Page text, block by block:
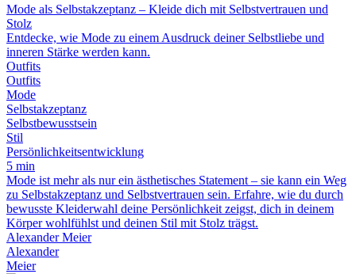
Mode als Selbstakzeptanz – Kleide dich mit Selbstvertrauen und
Stolz
Entdecke, wie Mode zu einem Ausdruck deiner Selbstliebe und
inneren Stärke werden kann.
Outfits
Outfits
Mode
Selbstakzeptanz
Selbstbewusstsein
Stil
Persönlichkeitsentwicklung
5 min
Mode ist mehr als nur ein ästhetisches Statement – sie kann ein Weg
zu Selbstakzeptanz und Selbstvertrauen sein. Erfahre, wie du durch
bewusste Kleiderwahl deine Persönlichkeit zeigst, dich in deinem
Körper wohlfühlst und deinen Stil mit Stolz trägst.
Alexander Meier
Alexander
Meier